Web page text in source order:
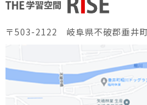
〒503-2122 岐阜県不破郡垂井